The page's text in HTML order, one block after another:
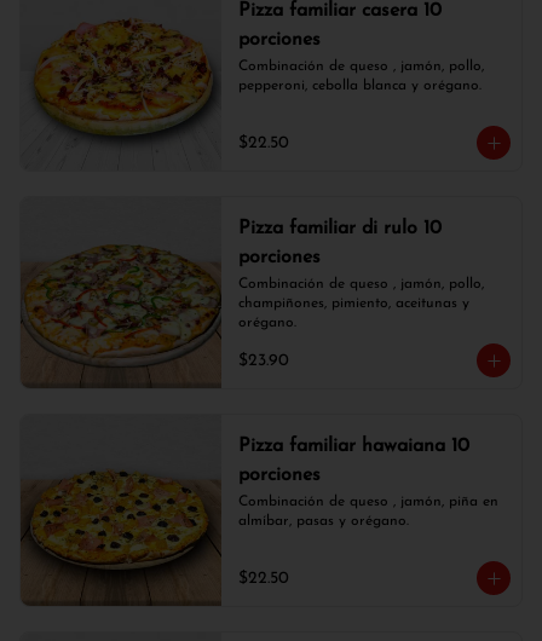
Pizza familiar casera 10
porciones
Combinación de queso , jamón, pollo,
pepperoni, cebolla blanca y orégano.
$22.50
Pizza familiar di rulo 10
porciones
Combinación de queso , jamón, pollo,
champiñones, pimiento, aceitunas y
orégano.
$23.90
Pizza familiar hawaiana 10
porciones
Combinación de queso , jamón, piña en
almíbar, pasas y orégano.
$22.50